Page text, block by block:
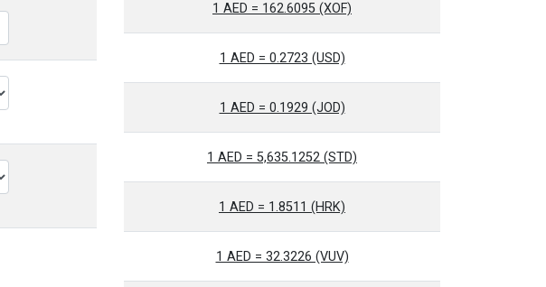
1 AED = 162.6095 (XOF)
1 AED = 0.2723 (USD)
1 AED = 0.1929 (JOD)
1 AED = 5,635.1252 (STD)
1 AED = 1.8511 (HRK)
1 AED = 32.3226 (VUV)